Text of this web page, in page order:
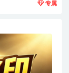
专属